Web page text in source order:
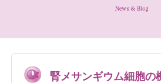
腎メサンギウム細胞の